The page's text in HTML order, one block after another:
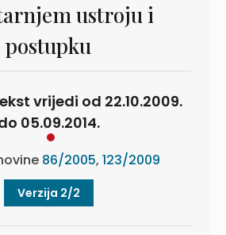
ustroju i
postupku
vrijedi od 22.10.2009.
05.09.2014.
86/2005, 123/2009
Verzija 2/2